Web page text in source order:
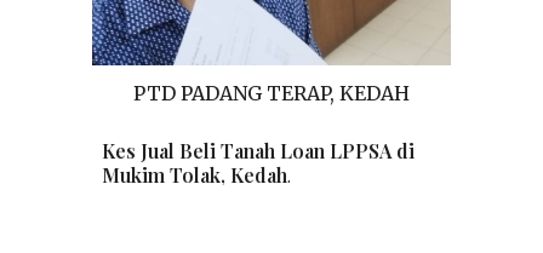
PTD PADANG TERAP, KEDAH
Kes Jual BeliTanah Loan LPPSA di
Mukim Tolak, Kedah.